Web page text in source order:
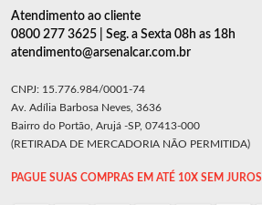
Atendimento ao cliente
0800 277 3625 | Seg. a Sexta 08h as 18h
atendimento@arsenalcar.com.br
CNPJ: 15.776.984/0001-74
Av. Adília Barbosa Neves, 3636
Bairro do Portão, Arujá -SP, 07413-000
(RETIRADA DE MERCADORIA NÃO PERMITIDA)
PAGUE SUAS COMPRAS EM ATÉ 10X SEM JUROS